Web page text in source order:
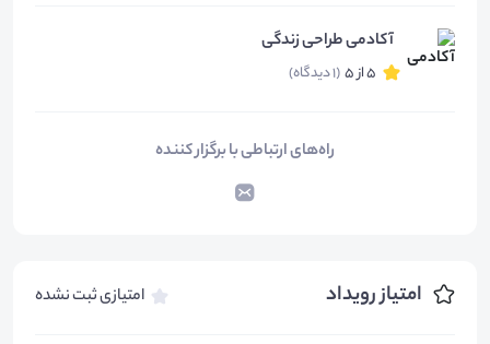
آکادمی طراحی زندگی
5 از 5 (1 دیدگاه)
راه‌های ارتباطی با برگزار کننده
امتیاز رویداد امتیازی ثبت نشده